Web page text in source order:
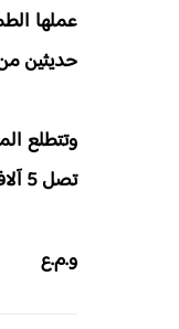
حديثين من
وتتطلع
تصل 5 آلاف سرير في أفق 2028 .
و.م.ع